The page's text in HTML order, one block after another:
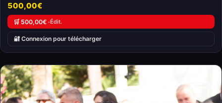
500,00€
🛒 500,00€ ·Édit.
🔐 Connexion pour télécharger